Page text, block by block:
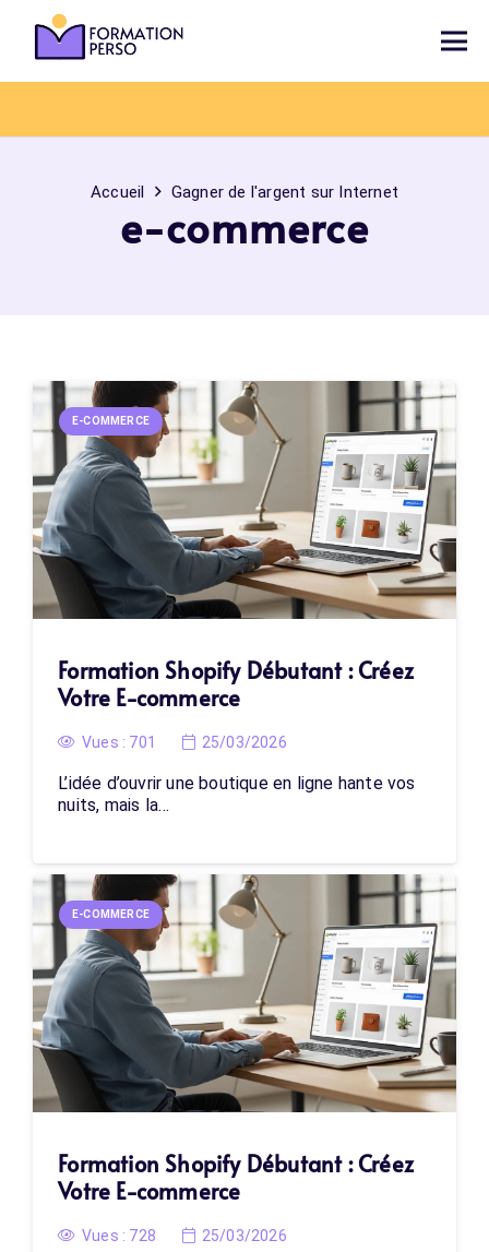
Accueil Gagner de l'argent sur Internet
e-commerce
E-COMMERCE
Formation Shopify Débutant : Créez
Votre E-commerce
Vues : 701 25/03/2026
L’idée d’ouvrir une boutique en ligne hante vos
nuits, mais la…
E-COMMERCE
Formation Shopify Débutant : Créez
Votre E-commerce
Vues : 728 25/03/2026